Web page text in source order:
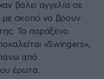
βάλει αγγελία σε
με σκοπό να βρουν
Το παράξενο
«Swingers»,
από
έρωτα.